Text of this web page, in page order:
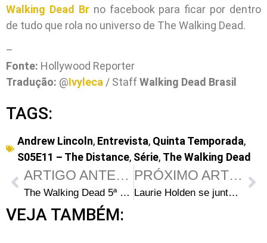
Walking Dead Brno facebook para ficar por dentro
de tudo que rola no universo de The Walking Dead.
–
Fonte: Hollywood Reporter
Tradução: @Ivyleca / StaffWalking Dead Brasil
TAGS:
Andrew Lincoln, Entrevista, Quinta Temporada,
S05E11 – The Distance, Série, The Walking Dead
ARTIGO ANTERIOR
The Walking Dead 5ª Temporada Episódio 12 – Remember
PRÓXIMO ARTIGO
Laurie Holden se junta ao elenco da série Chicago Med
VEJA TAMBÉM: